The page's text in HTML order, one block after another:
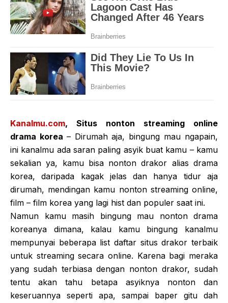
Kanalmu.com, Situs nonton streaming online
drama korea – Dirumah aja, bingung mau ngapain,
ini kanalmu ada saran paling asyik buat kamu – kamu
sekalian ya, kamu bisa nonton drakor alias drama
korea, daripada kagak jelas dan hanya tidur aja
dirumah, mendingan kamu nonton streaming online,
film – film korea yang lagi hist dan populer saat ini.
Namun kamu masih bingung mau nonton drama
koreanya dimana, kalau kamu bingung kanalmu
mempunyai beberapa list daftar situs drakor terbaik
untuk streaming secara online. Karena bagi meraka
yang sudah terbiasa dengan nonton drakor, sudah
tentu akan tahu betapa asyiknya nonton dan
keseruannya seperti apa, sampai baper gitu dah